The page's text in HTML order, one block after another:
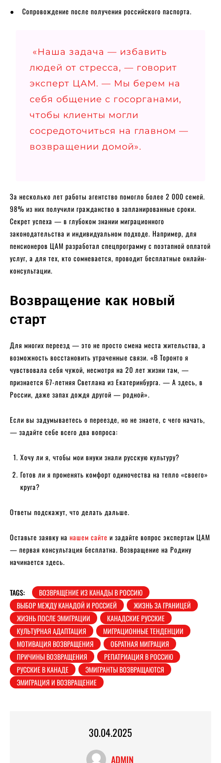
● Сопровождение после получения российского паспорта.
«Наша задача — избавить
людей от стресса, — говорит
эксперт ЦАМ. — Мы берем на
себя общение с госорганами,
чтобы клиенты могли
сосредоточиться на главном —
возвращении домой».
За несколько лет работы агентство помогло более 2 000 семей.
98% из них получили гражданство в запланированные сроки.
Секрет успеха — в глубоком знании миграционного
законодательства и индивидуальном подходе. Например, для
пенсионеров ЦАМ разработал спецпрограмму с поэтапной оплатой
услуг, а для тех, кто сомневается, проводит бесплатные онлайн-
консультации.
Возвращение как новый
старт
Для многих переезд — это не просто смена места жительства, а
возможность восстановить утраченные связи. «В Торонто я
чувствовала себя чужой, несмотря на 20 лет жизни там, —
признается 67-летняя Светлана из Екатеринбурга. — А здесь, в
России, даже запах дождя другой — родной».
Если вы задумываетесь о переезде, но не знаете, с чего начать,
— задайте себе всего два вопроса:
Хочу ли я, чтобы мои внуки знали русскую культуру?
Готов ли я променять комфорт одиночества на тепло «своего»
круга?
Ответы подскажут, что делать дальше.
Оставьте заявку на нашем сайте и задайте вопрос экспертам ЦАМ
— первая консультация бесплатна. Возвращение на Родину
начинается здесь.
TAGS:
ВОЗВРАЩЕНИЕ ИЗ КАНАДЫ В РОССИЮ
ВЫБОР МЕЖДУ КАНАДОЙ И РОССИЕЙ
ЖИЗНЬ ЗА ГРАНИЦЕЙ
ЖИЗНЬ ПОСЛЕ ЭМИГРАЦИИ
КАНАДСКИЕ РУССКИЕ
КУЛЬТУРНАЯ АДАПТАЦИЯ
МИГРАЦИОННЫЕ ТЕНДЕНЦИИ
МОТИВАЦИЯ ВОЗВРАЩЕНИЯ
ОБРАТНАЯ МИГРАЦИЯ
ПРИЧИНЫ ВОЗВРАЩЕНИЯ
РЕПАТРИАЦИЯ В РОССИЮ
РУССКИЕ В КАНАДЕ
ЭМИГРАНТЫ ВОЗВРАЩАЮТСЯ
ЭМИГРАЦИЯ И ВОЗВРАЩЕНИЕ
30.04.2025
ADMIN